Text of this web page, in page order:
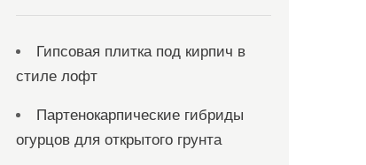
Гипсовая плитка под кирпич в
стиле лофт
Партенокарпические гибриды
огурцов для открытого грунта